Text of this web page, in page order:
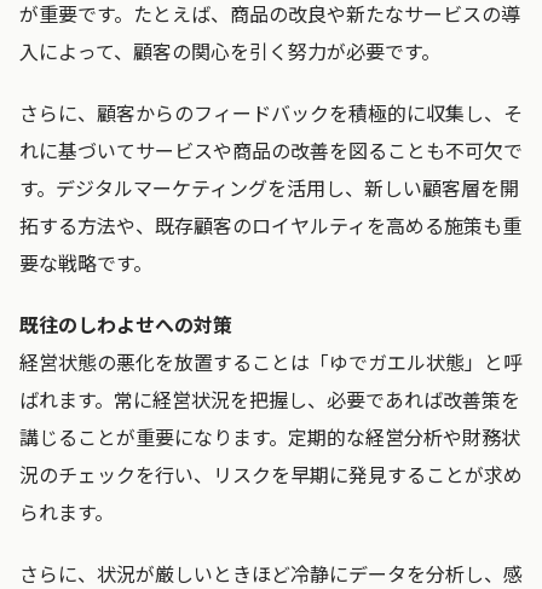
が重要です。たとえば、商品の改良や新たなサービスの導
入によって、顧客の関心を引く努力が必要です。
さらに、顧客からのフィードバックを積極的に収集し、そ
れに基づいてサービスや商品の改善を図ることも不可欠で
す。デジタルマーケティングを活用し、新しい顧客層を開
拓する方法や、既存顧客のロイヤルティを高める施策も重
要な戦略です。
既往のしわよせへの対策
経営状態の悪化を放置することは「ゆでガエル状態」と呼
ばれます。常に経営状況を把握し、必要であれば改善策を
講じることが重要になります。定期的な経営分析や財務状
況のチェックを行い、リスクを早期に発見することが求め
られます。
さらに、状況が厳しいときほど冷静にデータを分析し、感